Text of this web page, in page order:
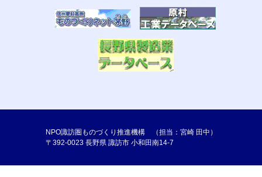
NPO諏訪圏ものづくり推進機構 （担当：宮崎 田中）
〒392-0023 長野県 諏訪市 小和田南14-7